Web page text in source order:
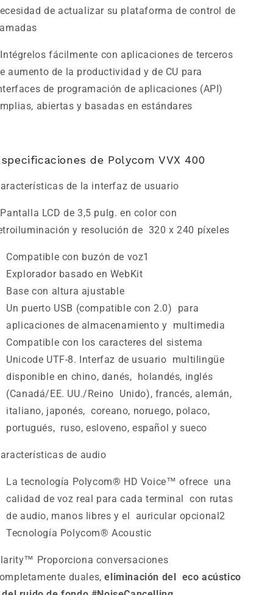
de actualizar su plataforma de control de
Intégrelos fácilmente con aplicaciones de terceros
aumento de la productividad y de CU para
de programación de aplicaciones (API)
abiertas y basadas en estándares
de Polycom VVX 400
de la interfaz de usuario
Pantalla LCD de 3,5 pulg. en color con
y resolución de 320 x 240 píxeles
Compatible con buzón de voz1
Explorador basado en WebKit
Base con altura ajustable
Un puerto USB (compatible con 2.0) para
aplicaciones de almacenamiento y multimedia
Compatible con los caracteres del sistema
Unicode UTF-8. Interfaz de usuario multilingüe
disponible en chino, danés, holandés, inglés
(Canadá/EE. UU./Reino Unido), francés, alemán,
italiano, japonés, coreano, noruego, polaco,
portugués, ruso, esloveno, español y sueco
de audio
La tecnología Polycom® HD Voice™ ofrece una
calidad de voz real para cada terminal con rutas
de audio, manos libres y el auricular opcional2
Tecnología Polycom® Acoustic
Proporciona conversaciones
duales,eliminación del eco acústico